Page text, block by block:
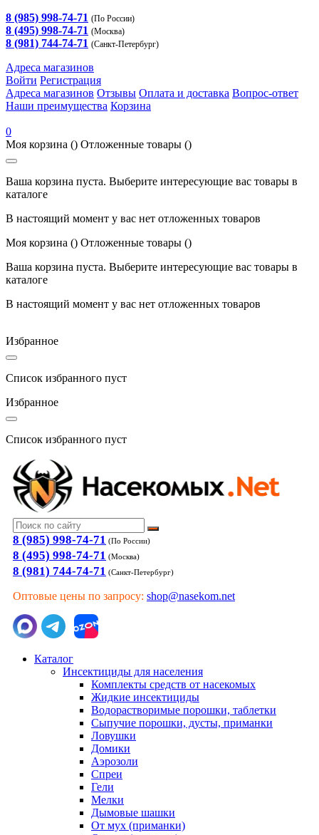
8 (985) 998-74-71 (По России)
8 (495) 998-74-71 (Москва)
8 (981) 744-74-71 (Санкт-Петербург)
Адреса магазинов
Войти Регистрация
Адреса магазинов Отзывы Оплата и доставка Вопрос-ответ
Наши преимущества Корзина
0
Моя корзина () Отложенные товары ()
Ваша корзина пуста. Выберите интересующие вас товары в
каталоге
В настоящий момент у вас нет отложенных товаров
Моя корзина () Отложенные товары ()
Ваша корзина пуста. Выберите интересующие вас товары в
каталоге
В настоящий момент у вас нет отложенных товаров
Избранное
Список избранного пуст
Избранное
Список избранного пуст
8 (985) 998-74-71 (По России)
8 (495) 998-74-71 (Москва)
8 (981) 744-74-71 (Санкт-Петербург)
Оптовые цены по запросу: shop@nasekom.net
Каталог
Инсектициды для населения
Комплекты средств от насекомых
Жидкие инсектициды
Водорастворимые порошки, таблетки
Сыпучие порошки, дусты, приманки
Ловушки
Домики
Аэрозоли
Спреи
Гели
Мелки
Дымовые шашки
От мух (приманки)